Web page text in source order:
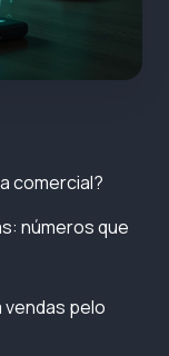
comercial?
números que
vendas pelo